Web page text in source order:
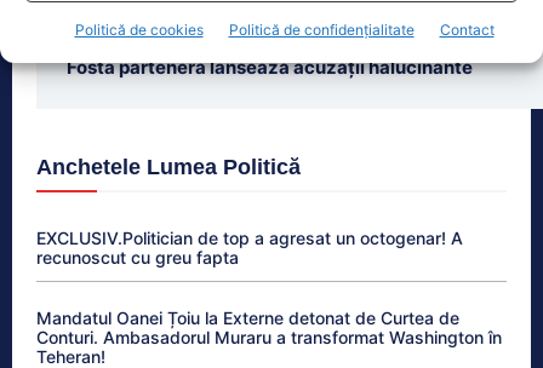
Politică de cookies Politică de confidențialitate Contact
Cătălin Avramescu, acuzat de pornografie infantilă.
Fosta parteneră lansează acuzații halucinante
Anchetele Lumea Politică
EXCLUSIV.Politician de top a agresat un octogenar! A
recunoscut cu greu fapta
Mandatul Oanei Țoiu la Externe detonat de Curtea de
Conturi. Ambasadorul Muraru a transformat Washington în
Teheran!